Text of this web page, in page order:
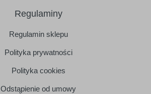
Regulaminy
Regulamin sklepu
Polityka prywatności
Polityka cookies
Odstąpienie od umowy